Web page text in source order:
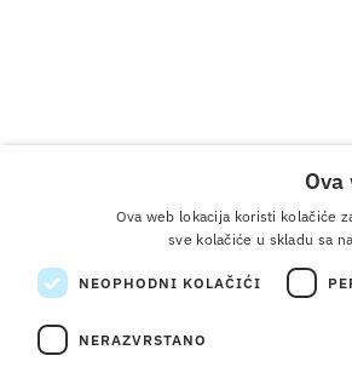
Ova web lokacija koristi kolačiće
sve kolačiće u skladu sa
NEOPHODNI KOLAČIĆI
NERAZVRSTANO